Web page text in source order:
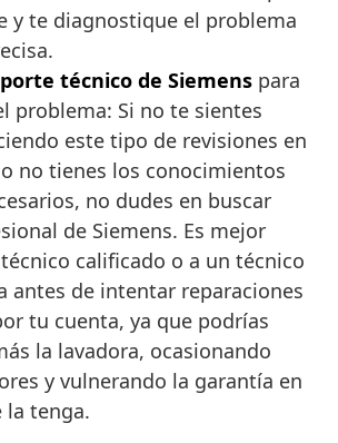
y te diagnostique el problema
técnico de Siemens para
problema: Si no te sientes
este tipo de revisiones en
no tienes los conocimientos
no dudes en buscar
de Siemens. Es mejor
calificado o a un técnico
antes de intentar reparaciones
tu cuenta, ya que podrías
la lavadora, ocasionando
y vulnerando la garantía en
la tenga.